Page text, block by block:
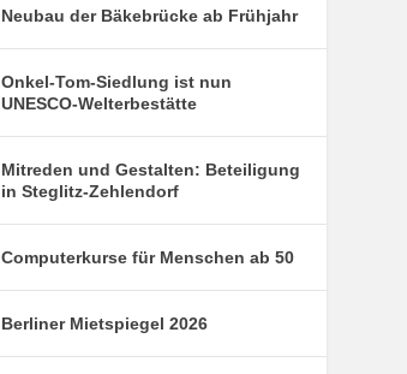
Neubau der Bäkebrücke ab Frühjahr
Onkel-Tom-Siedlung ist nun
UNESCO-Welterbestätte
Mitreden und Gestalten: Beteiligung
in Steglitz-Zehlendorf
Computerkurse für Menschen ab 50
Berliner Mietspiegel 2026